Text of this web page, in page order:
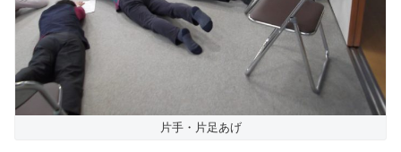
片手・片足あげ